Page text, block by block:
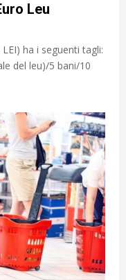
Leu
ha i seguenti tagli:
del leu)/5 bani/10